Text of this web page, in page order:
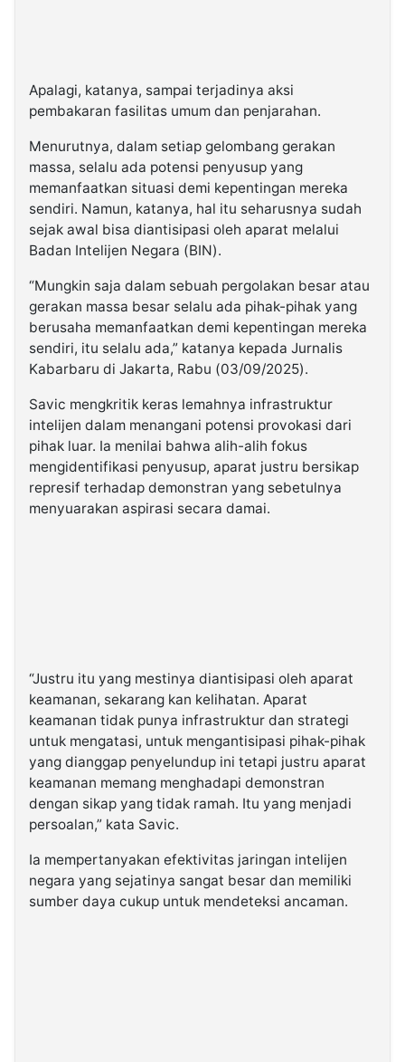
Apalagi, katanya, sampai terjadinya aksi
pembakaran fasilitas umum dan penjarahan.
Menurutnya, dalam setiap gelombang gerakan
massa, selalu ada potensi penyusup yang
memanfaatkan situasi demi kepentingan mereka
sendiri. Namun, katanya, hal itu seharusnya sudah
sejak awal bisa diantisipasi oleh aparat melalui
Badan Intelijen Negara (BIN).
“Mungkin saja dalam sebuah pergolakan besar atau
gerakan massa besar selalu ada pihak-pihak yang
berusaha memanfaatkan demi kepentingan mereka
sendiri, itu selalu ada,” katanya kepada Jurnalis
Kabarbaru di Jakarta, Rabu (03/09/2025).
Savic mengkritik keras lemahnya infrastruktur
intelijen dalam menangani potensi provokasi dari
pihak luar. Ia menilai bahwa alih-alih fokus
mengidentifikasi penyusup, aparat justru bersikap
represif terhadap demonstran yang sebetulnya
menyuarakan aspirasi secara damai.
“Justru itu yang mestinya diantisipasi oleh aparat
keamanan, sekarang kan kelihatan. Aparat
keamanan tidak punya infrastruktur dan strategi
untuk mengatasi, untuk mengantisipasi pihak-pihak
yang dianggap penyelundup ini tetapi justru aparat
keamanan memang menghadapi demonstran
dengan sikap yang tidak ramah. Itu yang menjadi
persoalan,” kata Savic.
Ia mempertanyakan efektivitas jaringan intelijen
negara yang sejatinya sangat besar dan memiliki
sumber daya cukup untuk mendeteksi ancaman.